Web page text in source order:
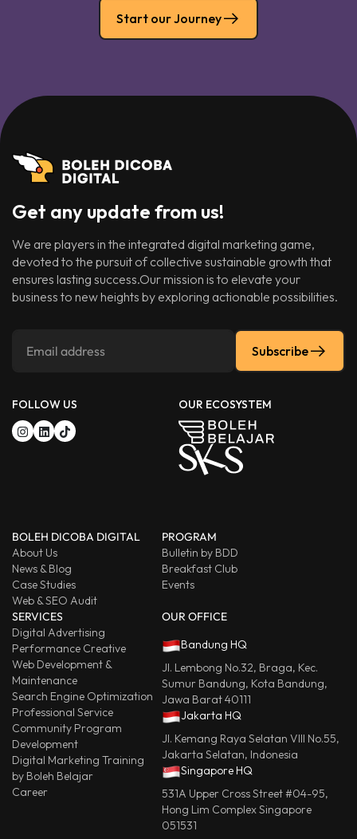
Start our Journey
Get any update from us!
We are players in the integrated digital marketing game,
devoted to the pursuit of collective sustainable growth that
ensures lasting success.Our mission is to elevate your
business to new heights by exploring actionable possibilities.
Subscribe
FOLLOW US OUR ECOSYSTEM
BOLEH DICOBA DIGITAL
About Us
News & Blog
Case Studies
Web & SEO Audit
PROGRAM
Bulletin by BDD
Breakfast Club
Events
SERVICES
Digital Advertising
Performance Creative
Web Development &
Maintenance
Search Engine Optimization
Professional Service
Community Program
Development
Digital Marketing Training
by Boleh Belajar
Career
OUR OFFICE
Bandung HQ
Jl. Lembong No.32, Braga, Kec.
Sumur Bandung, Kota Bandung,
Jawa Barat 40111
Jakarta HQ
Jl. Kemang Raya Selatan VIII No.55,
Jakarta Selatan, Indonesia
Singapore HQ
531A Upper Cross Street #04-95,
Hong Lim Complex Singapore
051531